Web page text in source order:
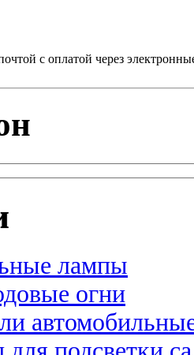
с оплатой через
лампы
огни